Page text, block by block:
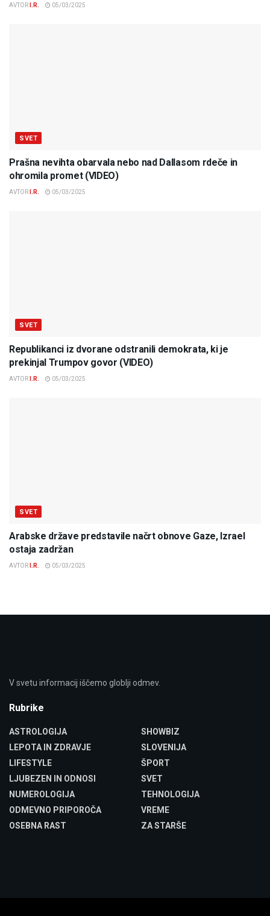
AVTOR I.R. 05/03/2025
SVET
Prašna nevihta obarvala nebo nad Dallasom rdeče in
ohromila promet (VIDEO)
AVTOR I.R. 05/03/2025
SVET
Republikanci iz dvorane odstranili demokrata, ki je
prekinjal Trumpov govor (VIDEO)
AVTOR I.R. 05/03/2025
SVET
Arabske države predstavile načrt obnove Gaze, Izrael
ostaja zadržan
AVTOR I.R. 05/03/2025
V svetu informacij iščemo globlji odmev.
Rubrike
ASTROLOGIJA
LEPOTA IN ZDRAVJE
LIFESTYLE
LJUBEZEN IN ODNOSI
NUMEROLOGIJA
ODMEVNO PRIPOROČA
OSEBNA RAST
SHOWBIZ
SLOVENIJA
ŠPORT
SVET
TEHNOLOGIJA
VREME
ZA STARŠE